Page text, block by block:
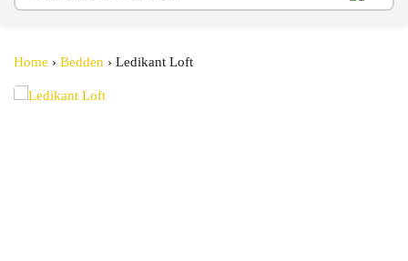
Home › Bedden › Ledikant Loft